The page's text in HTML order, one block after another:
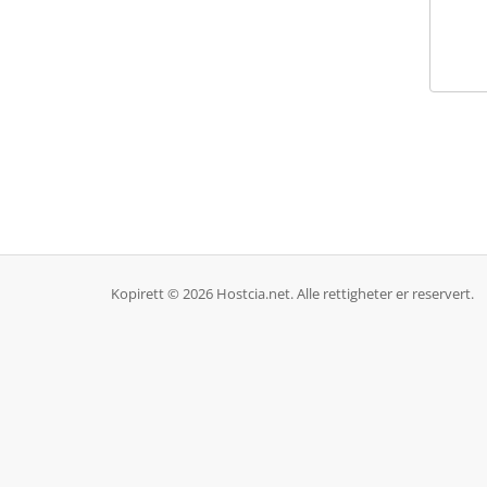
Kopirett © 2026 Hostcia.net. Alle rettigheter er reservert.